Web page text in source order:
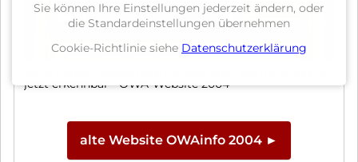
jetzt erkennbar - OWA-Website 2004
alte Website OWAinfo 2004 ►
Sie können Ihre Einstellungen jederzeit ändern, oder
die Standardeinstellungen übernehmen
Cookie-Richtlinie siehe Datenschutzerklärung